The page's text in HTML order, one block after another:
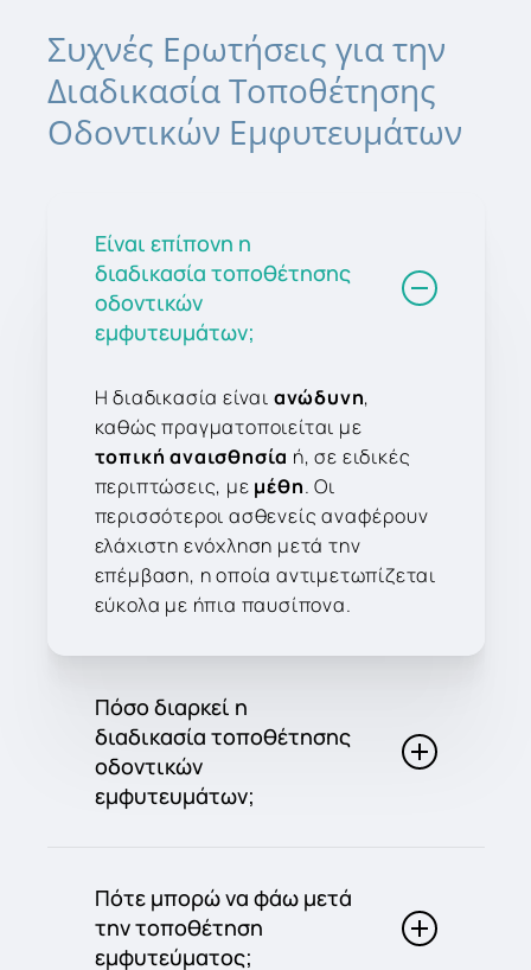
Συχνές Ερωτήσεις γιατην
ΔιαδικασίαΤοποθέτησης
Οδοντικών Εμφυτευμάτων
Είναι επίπονη η
διαδικασία τοποθέτησης
οδοντικών
εμφυτευμάτων;
Η διαδικασία είναι ανώδυνη,
καθώς πραγματοποιείται με
τοπική αναισθησία ή, σε ειδικές
περιπτώσεις, με μέθη. Οι
περισσότεροι ασθενείς αναφέρουν
ελάχιστη ενόχληση μετά την
επέμβαση, η οποία αντιμετωπίζεται
εύκολα με ήπια παυσίπονα.
Πόσο διαρκεί η
διαδικασία τοποθέτησης
οδοντικών
εμφυτευμάτων;
εμφυτεύματος διαρκείπερίπου 45
έως 60 λεπτά, ανάλογα με τη θέση
και την πολυπλοκότητα της
Πότε μπορώ να φάω μετά
την τοποθέτηση
εμφυτεύματος;